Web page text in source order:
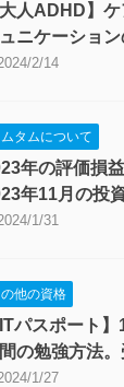
大人ADHD】
ニケーショ
2/14
タムについて
年の評価損
年11月の投
1/31
他の資格
ITパスポート
の勉強方法
1/27